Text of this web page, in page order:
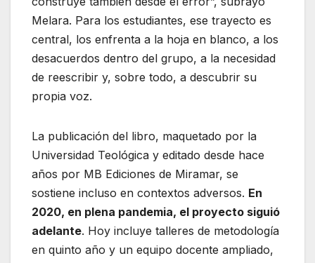
Melara. Para los estudiantes, ese trayecto es
central, los enfrenta a la hoja en blanco, a los
desacuerdos dentro del grupo, a la necesidad
de reescribir y, sobre todo, a descubrir su
propia voz.
La publicación del libro, maquetado por la
Universidad Teológica y editado desde hace
años por MB Ediciones de Miramar, se
sostiene incluso en contextos adversos. En
2020, en plena pandemia, el proyecto siguió
adelante. Hoy incluye talleres de metodología
en quinto año y un equipo docente ampliado,